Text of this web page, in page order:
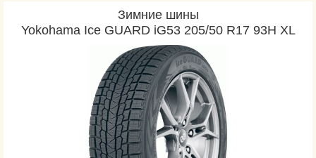
Зимние шины
Yokohama Ice GUARD iG53 205/50 R17 93H XL